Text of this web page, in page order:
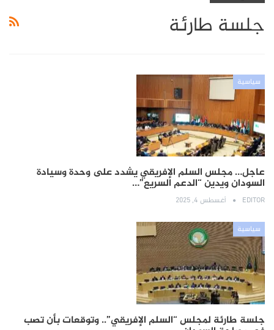
جلسة طارئة
سياسية
عاجل… مجلس السلم الإفريقي يشدد على وحدة وسيادة
السودان ويدين “الدعم السريع”…
EDITOR أغسطس 4, 2025
سياسية
جلسة طارئة لمجلس “السلم الإفريقي”.. وتوقعات بأن تصب